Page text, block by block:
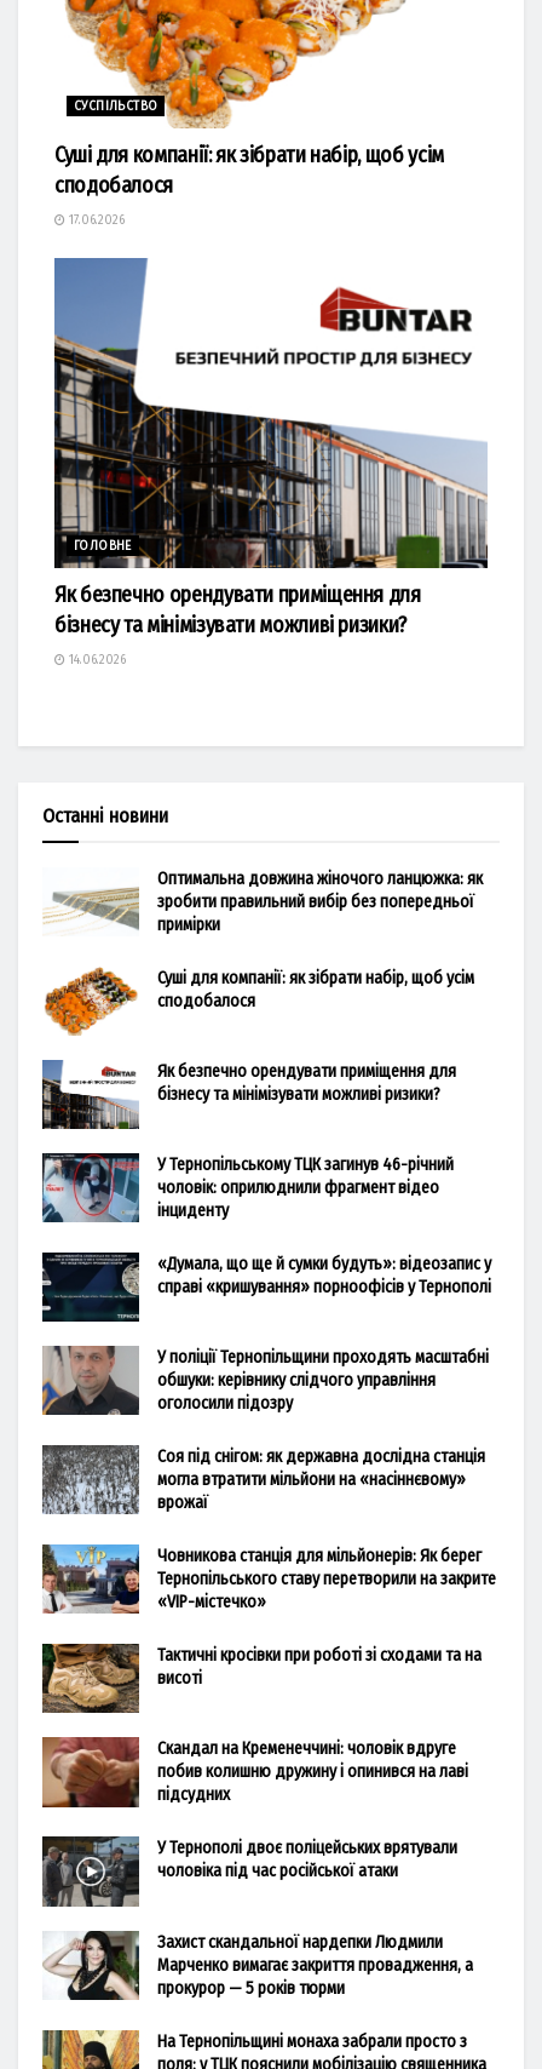
СУСПІЛЬСТВО
Суші для компанії: як зібрати набір, щоб усім
сподобалося
17.06.2026
ГОЛОВНЕ
Як безпечно орендувати приміщення для
бізнесу та мінімізувати можливі ризики?
14.06.2026
Останні новини
Оптимальна довжина жіночого ланцюжка: як
зробити правильний вибір без попередньої
примірки
Суші для компанії: як зібрати набір, щоб усім
сподобалося
Як безпечно орендувати приміщення для
бізнесу та мінімізувати можливі ризики?
У Тернопільському ТЦК загинув 46-річний
чоловік: оприлюднили фрагмент відео
інциденту
«Думала, що ще й сумки будуть»: відеозапис у
справі «кришування» порноофісів у Тернополі
У поліції Тернопільщини проходять масштабні
обшуки: керівнику слідчого управління
оголосили підозру
Соя під снігом: як державна дослідна станція
могла втратити мільйони на «насіннєвому»
врожаї
Човникова станція для мільйонерів: Як берег
Тернопільського ставу перетворили на закрите
«VIP-містечко»
Тактичні кросівки при роботі зі сходами та на
висоті
Скандал на Кременеччині: чоловік вдруге
побив колишню дружину і опинився на лаві
підсудних
У Тернополі двоє поліцейських врятували
чоловіка під час російської атаки
Захист скандальної нардепки Людмили
Марченко вимагає закриття провадження, а
прокурор — 5 років тюрми
На Тернопільщині монаха забрали просто з
поля: у ТЦК пояснили мобілізацію священника